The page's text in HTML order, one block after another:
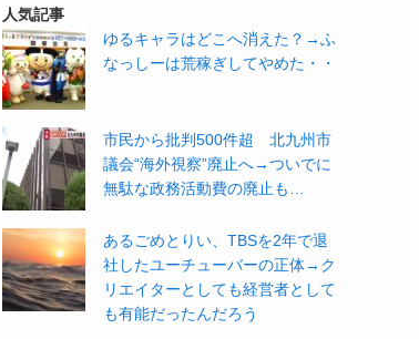
人気記事
ゆるキャラはどこへ消えた？→ふ
なっしーは荒稼ぎしてやめた・・
市民から批判500件超 北九州市
議会“海外視察”廃止へ→ついでに
無駄な政務活動費の廃止も…
あるごめとりい、TBSを2年で退
社したユーチューバーの正体→ク
リエイターとしても経営者として
も有能だったんだろう